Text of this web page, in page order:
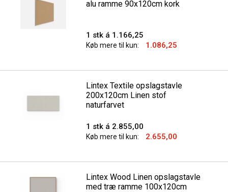
alu ramme 90x120cm kork
1 stk á 1.166,25
Køb mere til kun: 1.086,25
Lintex Textile opslagstavle
200x120cm Linen stof
naturfarvet
1 stk á 2.855,00
Køb mere til kun: 2.655,00
Lintex Wood Linen opslagstavle
med træ ramme 100x120cm